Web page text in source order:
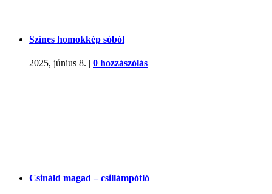
Színes homokkép sóból
2025, június 8. | 0 hozzászólás
Csináld magad – csillámpótló